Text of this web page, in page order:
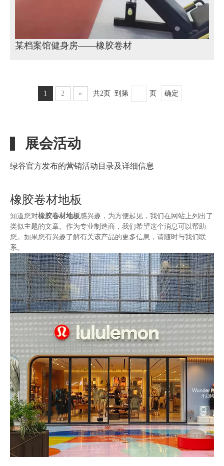
某档案馆健身房——橡胶卷材
1 2 » 共2页 到第 页 确定
展会活动
绿谷官方发布的营销活动目录及详细信息
橡胶卷材地板
知道您对橡胶卷材地板感兴趣，为方便起见，我们在网站上列出了
类似主题的文章。作为专业制造商，我们希望这个消息可以帮助
您。如果您有兴趣了解有关该产品的更多信息，请随时与我们联
系。